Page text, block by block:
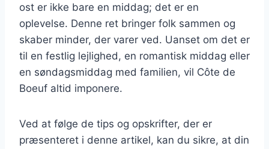
ost er ikke bare en middag; det er en
oplevelse. Denne ret bringer folk sammen og
skaber minder, der varer ved. Uanset om det er
til en festlig lejlighed, en romantisk middag eller
en søndagsmiddag med familien, vil Côte de
Boeuf altid imponere.
Ved at følge de tips og opskrifter, der er
præsenteret i denne artikel, kan du sikre, at din